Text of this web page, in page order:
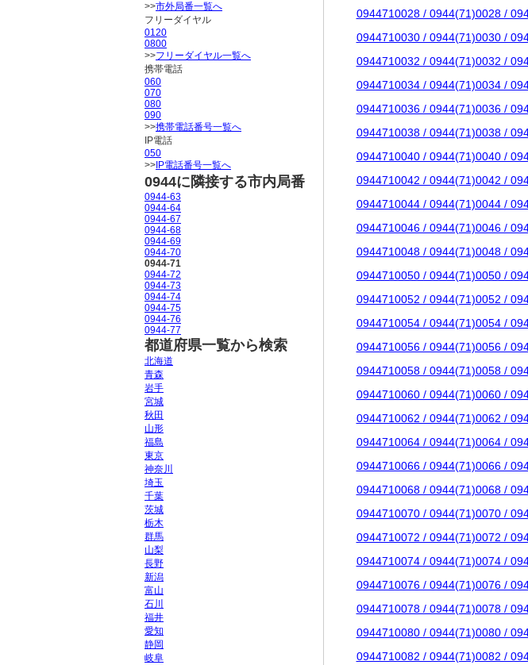
0944710028 / 0944(71)0028 /
0944710030 / 0944(71)0030 /
0944710032 / 0944(71)0032 /
0944710034 / 0944(71)0034 /
0944710036 / 0944(71)0036 /
0944710038 / 0944(71)0038 /
0944710040 / 0944(71)0040 /
0944710042 / 0944(71)0042 /
0944710044 / 0944(71)0044 /
0944710046 / 0944(71)0046 /
0944710048 / 0944(71)0048 /
0944710050 / 0944(71)0050 /
0944710052 / 0944(71)0052 /
0944710054 / 0944(71)0054 /
0944710056 / 0944(71)0056 /
0944710058 / 0944(71)0058 /
0944710060 / 0944(71)0060 /
0944710062 / 0944(71)0062 /
0944710064 / 0944(71)0064 /
0944710066 / 0944(71)0066 /
0944710068 / 0944(71)0068 /
0944710070 / 0944(71)0070 /
0944710072 / 0944(71)0072 /
0944710074 / 0944(71)0074 /
0944710076 / 0944(71)0076 /
0944710078 / 0944(71)0078 /
0944710080 / 0944(71)0080 /
0944710082 / 0944(71)0082 /
>>市外局番一覧へ
フリーダイヤル
0120
0800
>>フリーダイヤル一覧へ
携帯電話
060
070
080
090
>>携帯電話番号一覧へ
IP電話
050
>> IP電話番号一覧へ
0944に隣接する市内局番
0944-63
0944-64
0944-67
0944-68
0944-69
0944-70
0944-71
0944-72
0944-73
0944-74
0944-75
0944-76
0944-77
都道府県一覧から検索
北海道
青森
岩手
宮城
秋田
山形
福島
東京
神奈川
埼玉
千葉
茨城
栃木
群馬
山梨
長野
新潟
富山
石川
福井
愛知
静岡
岐阜